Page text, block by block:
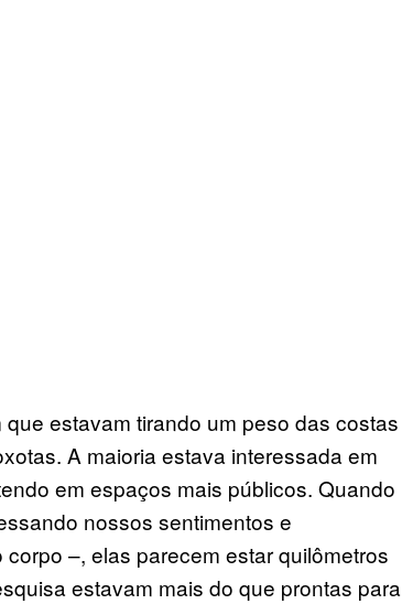
estavam tirando um peso das costas
A maioria estava interessada em
em espaços mais públicos. Quando
nossos sentimentos e
–, elas parecem estar quilômetros
estavam mais do que prontas para